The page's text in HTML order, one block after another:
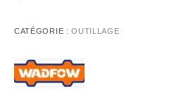
CATÉGORIE :OUTILLAGE